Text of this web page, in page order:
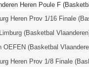
Heren Poule F
Heren Prov 1/16 Finale
(Basketbal
OEFEN (Basketbal
Heren Prov 1/8 Finale